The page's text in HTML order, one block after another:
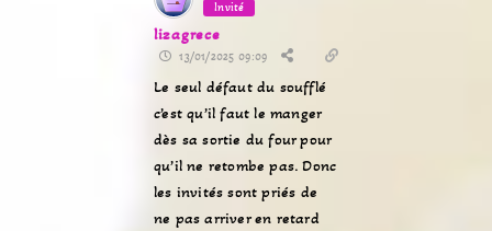
Invité
lizagrece
13/01/2025 09:09
Le seul défaut du soufflé
c’est qu’il faut le manger
dès sa sortie du four pour
qu’il ne retombe pas. Donc
les invités sont priés de
ne pas arriver en retard